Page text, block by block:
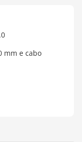
mm e cabo